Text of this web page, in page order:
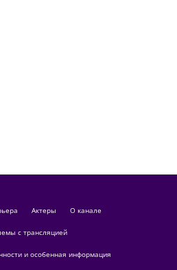
актеры О канале
с трансляцией
и особенная информация